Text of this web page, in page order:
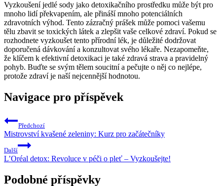
Vyzkoušení jedlé sody jako detoxikačního prostředku může být pro
mnoho lidí překvapením, ale přináší mnoho potenciálních
zdravotních výhod. Tento zázračný prášek může pomoci vašemu
tělu zbavit se toxických látek a zlepšit vaše celkové zdraví. Pokud se
rozhodnete vyzkoušet tento přírodní lék, je důležité dodržovat
doporučená dávkování a konzultovat svého lékaře. Nezapomeňte,
že klíčem k efektivní detoxikaci je také zdravá strava a pravidelný
pohyb. Buďte se svým tělem soucitní a pečujte o něj co nejlépe,
protože zdraví je naší nejcennější hodnotou.
Navigace pro příspěvek
Předchozí
Mistrovství kvašené zeleniny: Kurz pro začátečníky
Další
L’Oréal detox: Revoluce v péči o pleť – Vyzkoušejte!
Podobné příspěvky